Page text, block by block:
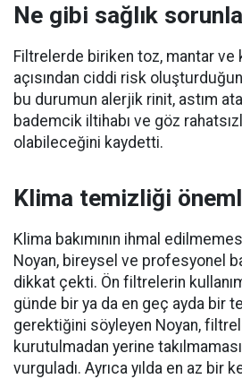
Ne gibi sağlık
Filtrelerde biriken toz, mantar ve
açısından ciddi risk
bu durumun alerjik rinit, astım
bademcik iltihabı ve göz
olabileceğini kaydetti.
Klima temizliği
Klima bakımının ihmal
Noyan, bireysel ve profesyonel
dikkat çekti. Ön filtrelerin
günde bir ya da en geç ayda bir
gerektiğini söyleyen Noyan,
kurutulmadan yerine
vurguladı. Ayrıca yılda en az bir